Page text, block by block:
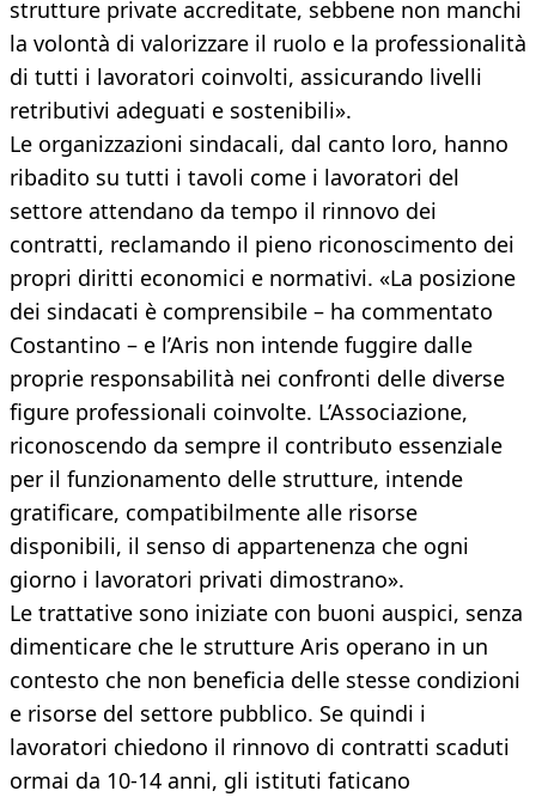
strutture private accreditate, sebbene non manchi
la volontà di valorizzare il ruolo e la professionalità
di tutti i lavoratori coinvolti, assicurando livelli
retributivi adeguati e sostenibili».
Le organizzazioni sindacali, dal canto loro, hanno
ribadito su tutti i tavoli come i lavoratori del
settore attendano da tempo il rinnovo dei
contratti, reclamando il pieno riconoscimento dei
propri diritti economici e normativi. «La posizione
dei sindacati è comprensibile – ha commentato
Costantino – e l’Aris non intende fuggire dalle
proprie responsabilità nei confronti delle diverse
figure professionali coinvolte. L’Associazione,
riconoscendo da sempre il contributo essenziale
per il funzionamento delle strutture, intende
gratificare, compatibilmente alle risorse
disponibili, il senso di appartenenza che ogni
giorno i lavoratori privati dimostrano».
Le trattative sono iniziate con buoni auspici, senza
dimenticare che le strutture Aris operano in un
contesto che non beneficia delle stesse condizioni
e risorse del settore pubblico. Se quindi i
lavoratori chiedono il rinnovo di contratti scaduti
ormai da 10-14 anni, gli istituti faticano